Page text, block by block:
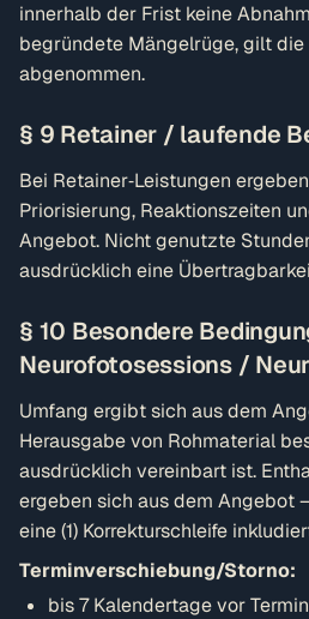
innerhalb der Frist keine
begründete Mängelrüge, gilt die
abgenommen.
§ 9 Retainer / laufende
Bei Retainer‑Leistungen
Priorisierung, Reaktionszeiten
Angebot. Nicht genutzte
ausdrücklich eine
§ 10 Besondere
Neurofotosessions /
Umfang ergibt sich aus dem
Herausgabe von Rohmaterial
ausdrücklich vereinbart ist.
ergeben sich aus dem Angebot
eine (1) Korrekturschleife
Terminverschiebung/Storno:
bis 7 Kalendertage vor